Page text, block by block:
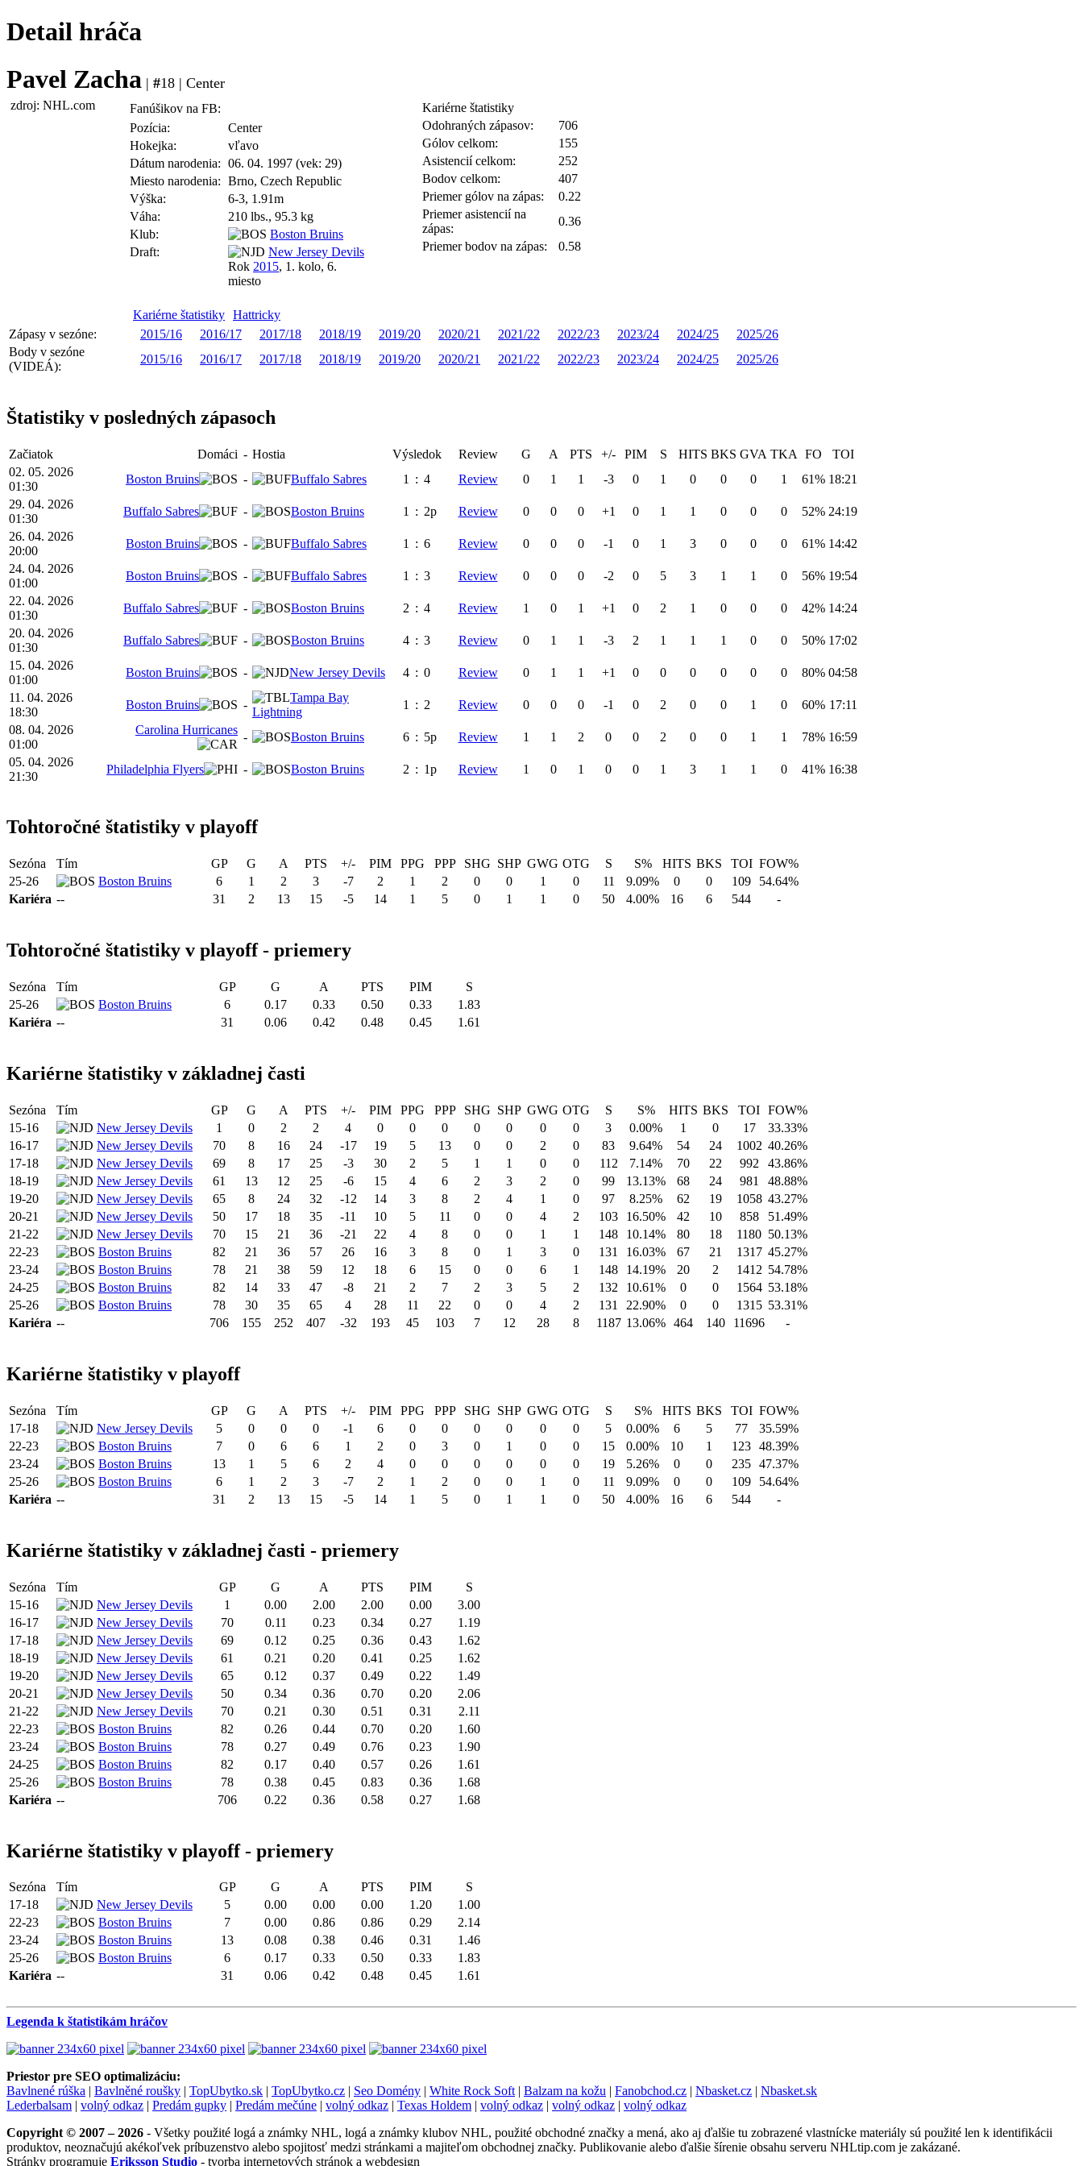
Detail hráča
Pavel Zacha | #18 | Center
zdroj: NHL.com
Fanúšikov na FB:
Pozícia:
Center
Hokejka:
vľavo
Dátum narodenia: 06. 04. 1997 (vek: 29)
Miesto narodenia: Brno, Czech Republic
Výška:
6-3, 1.91m
Váha:
210 lbs., 95.3 kg
Klub:
Boston Bruins
Draft:
New Jersey Devils
Rok 2015, 1. kolo, 6.
miesto
Kariérne štatistiky
Odohraných zápasov:
706
Gólov celkom:
155
Asistencií celkom:
252
Bodov celkom:
407
Priemer gólov na zápas:
0.22
Priemer asistencií na
zápas:
0.36
Priemer bodov na zápas:
0.58
Kariérne štatistiky Hattricky
Zápasy v sezóne:
2015/16 2016/17 2017/18 2018/19 2019/20 2020/21 2021/22 2022/23 2023/24 2024/25
2025/26
Body v sezóne
(VIDEÁ):
2015/16 2016/17 2017/18 2018/19 2019/20 2020/21 2021/22 2022/23 2023/24 2024/25 2025/26
Štatistiky v posledných zápasoch
Začiatok Domáci - Hostia Výsledok Review G A PTS +/- PIM S HITS BKS GVA TKA FO
TOI
02. 05. 2026
01:30
Boston Bruins - Buffalo Sabres 1 : 4 Review 0 1 1 -3 0 1 0 0 0 1 61% 18:21
29. 04. 2026
01:30
Buffalo Sabres - Boston Bruins 1 : 2p Review 0 0 0 +1 0 1 1 0 0 0 52% 24:19
26. 04. 2026
20:00
Boston Bruins - Buffalo Sabres 1 : 6 Review 0 0 0 -1 0 1 3 0 0 0 61% 14:42
24. 04. 2026
01:00
Boston Bruins - Buffalo Sabres 1 : 3 Review 0 0 0 -2 0 5 3 1 1 0 56% 19:54
22. 04. 2026
01:30
Buffalo Sabres - Boston Bruins 2 : 4 Review 1 0 1 +1 0 2 1 0 0 0 42% 14:24
20. 04. 2026
01:30
Buffalo Sabres - Boston Bruins 4 : 3 Review 0 1 1 -3 2 1 1 1 0 0 50% 17:02
15. 04. 2026
01:00
Boston Bruins - New Jersey Devils 4 : 0 Review 0 1 1 +1 0 0 0 0 0 0 80% 04:58
11. 04. 2026
18:30
Boston Bruins -
Tampa Bay
Lightning
1 : 2 Review 0 0 0 -1 0 2 0 0 1 0 60% 17:11
08. 04. 2026
01:00
Carolina Hurricanes
- Boston Bruins 6 : 5p Review 1 1 2 0 0 2 0 0 1 1 78% 16:59
05. 04. 2026
21:30
Philadelphia Flyers - Boston Bruins 2 : 1p Review 1 0 1 0 0 1 3 1 1 0 41% 16:38
Tohtoročné štatistiky v playoff
Sezóna Tím GP G A PTS +/- PIM PPG PPP SHG SHP GWG OTG S S% HITS BKS TOI FOW%
25-26
Boston Bruins 6 1 2 3 -7 2 1 2 0 0 1 0 11 9.09% 0 0 109
54.64%
Kariéra -- 31 2 13 15 -5 14 1 5 0 1 1 0 50 4.00% 16 6 544 -
Tohtoročné štatistiky v playoff - priemery
Sezóna Tím GP G A PTS PIM
S
25-26
Boston Bruins 6 0.17 0.33 0.50 0.33
1.83
Kariéra -- 31 0.06 0.42 0.48 0.45 1.61
Kariérne štatistiky v základnej časti
Sezóna Tím GP G A PTS +/- PIM PPG PPP SHG SHP GWG OTG S S% HITS BKS TOI FOW%
15-16
New Jersey Devils 1 0 2 2 4 0 0 0 0 0 0 0 3 0.00% 1 0 17
33.33%
16-17
New Jersey Devils 70 8 16 24 -17 19 5 13 0 0 2 0 83 9.64% 54 24 1002 40.26%
17-18
New Jersey Devils 69 8 17 25 -3 30 2 5 1 1 0 0 112 7.14% 70 22 992
43.86%
18-19
New Jersey Devils 61 13 12 25 -6 15 4 6 2 3 2 0 99 13.13% 68 24 981
48.88%
19-20
New Jersey Devils 65 8 24 32 -12 14 3 8 2 4 1 0 97 8.25% 62 19 1058 43.27%
20-21
New Jersey Devils 50 17 18 35 -11 10 5 11 0 0 4 2 103 16.50% 42 10 858
51.49%
21-22
New Jersey Devils 70 15 21 36 -21 22 4 8 0 0 1 1 148 10.14% 80 18 1180 50.13%
22-23
Boston Bruins 82 21 36 57 26 16 3 8 0 1 3 0 131 16.03% 67 21 1317 45.27%
23-24
Boston Bruins 78 21 38 59 12 18 6 15 0 0 6 1 148 14.19% 20 2 1412 54.78%
24-25
Boston Bruins 82 14 33 47 -8 21 2 7 2 3 5 2 132 10.61% 0 0 1564 53.18%
25-26
Boston Bruins 78 30 35 65 4 28 11 22 0 0 4 2 131 22.90% 0 0 1315 53.31%
Kariéra -- 706 155 252 407 -32 193 45 103 7 12 28 8 1187 13.06% 464 140 11696 -
Kariérne štatistiky v playoff
Sezóna Tím GP G A PTS +/- PIM PPG PPP SHG SHP GWG OTG S S% HITS BKS TOI FOW%
17-18
New Jersey Devils 5 0 0 0 -1 6 0 0 0 0 0 0 5 0.00% 6 5 77
35.59%
22-23
Boston Bruins 7 0 6 6 1 2 0 3 0 1 0 0 15 0.00% 10 1 123 48.39%
23-24
Boston Bruins 13 1 5 6 2 4 0 0 0 0 0 0 19 5.26% 0 0 235 47.37%
25-26
Boston Bruins 6 1 2 3 -7 2 1 2 0 0 1 0 11 9.09% 0 0 109
54.64%
Kariéra -- 31 2 13 15 -5 14 1 5 0 1 1 0 50 4.00% 16 6 544 -
Kariérne štatistiky v základnej časti - priemery
Sezóna Tím GP G A PTS PIM
S
15-16
New Jersey Devils 1 0.00 2.00 2.00 0.00
3.00
16-17
New Jersey Devils 70 0.11 0.23 0.34 0.27
1.19
17-18
New Jersey Devils 69 0.12 0.25 0.36 0.43
1.62
18-19
New Jersey Devils 61 0.21 0.20 0.41 0.25
1.62
19-20
New Jersey Devils 65 0.12 0.37 0.49 0.22
1.49
20-21
New Jersey Devils 50 0.34 0.36 0.70 0.20
2.06
21-22
New Jersey Devils 70 0.21 0.30 0.51 0.31
2.11
22-23
Boston Bruins 82 0.26 0.44 0.70 0.20
1.60
23-24
Boston Bruins 78 0.27 0.49 0.76 0.23
1.90
24-25
Boston Bruins 82 0.17 0.40 0.57 0.26
1.61
25-26
Boston Bruins 78 0.38 0.45 0.83 0.36
1.68
Kariéra -- 706 0.22 0.36 0.58 0.27 1.68
Kariérne štatistiky v playoff - priemery
Sezóna Tím GP G A PTS PIM
S
17-18
New Jersey Devils 5 0.00 0.00 0.00 1.20
1.00
22-23
Boston Bruins 7 0.00 0.86 0.86 0.29
2.14
23-24
Boston Bruins 13 0.08 0.38 0.46 0.31
1.46
25-26
Boston Bruins 6 0.17 0.33 0.50 0.33
1.83
Kariéra -- 31 0.06 0.42 0.48 0.45 1.61
Legenda k štatistikám hráčov
Priestor pre SEO optimalizáciu:
Bavlnené rúška | Bavlněné roušky | TopUbytko.sk | TopUbytko.cz | Seo Domény | White Rock Soft| Balzam na kožu | Fanobchod.cz | Nbasket.cz | Nbasket.sk
Lederbalsam | volný odkaz | Predám gupky | Predám mečúne | volný odkaz | Texas Holdem | volný odkaz | volný odkaz | volný odkaz
Copyright © 2007 – 2026 - Všetky použité logá a známky NHL, logá a známky klubov NHL, použité obchodné značky a mená, ako aj ďalšie tu zobrazené vlastnícke materiály sú použité len k identifikácii
produktov, neoznačujú akékoľvek príbuzenstvo alebo spojitosť medzi stránkami a majiteľom obchodnej značky. Publikovanie alebo ďalšie šírenie obsahu serveru NHLtip.com je zakázané.
Stránky programuje Eriksson Studio - tvorba internetových stránok a webdesign